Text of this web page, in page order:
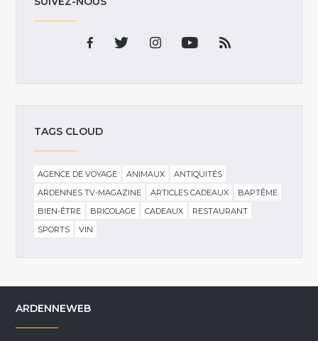
TAGS CLOUD
AGENCE DE VOYAGE ANIMAUX
ANTIQUITÉS
ARDENNES TV-MAGAZINE
ARTICLES CADEAUX
BAPTÊME
BIEN-ÊTRE
BRICOLAGE CADEAUX
RESTAURANT
SPORTS
VIN
ARDENNEWEB